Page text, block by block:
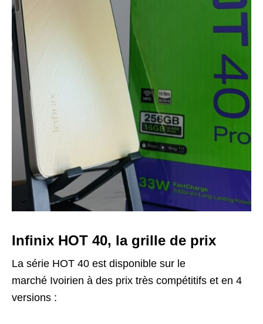
Infinix HOT 40, la grille de prix
La série HOT 40 est disponible sur le
marché Ivoirien à des prix très compétitifs et en 4
versions :